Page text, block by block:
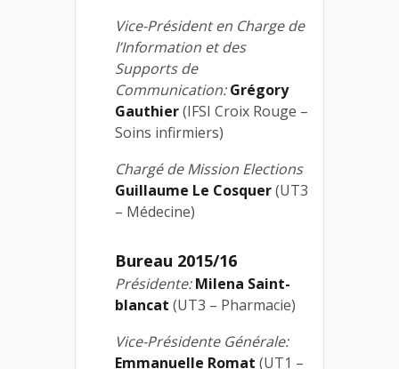
Vice-Président en Charge de
l’Information et des
Supports de
Communication: Grégory
Gauthier(IFSI Croix Rouge –
Soins infirmiers)
Chargé de Mission Elections
Guillaume Le Cosquer(UT3
– Médecine)
Bureau 2015/16
Présidente: Milena Saint-
blancat (UT3 – Pharmacie)
Vice-Présidente Générale:
Emmanuelle Romat (UT1 –